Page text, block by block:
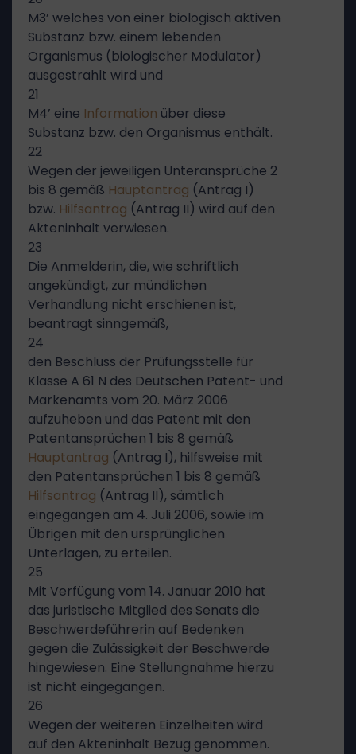
M3’ welches von einer biologisch aktiven
Substanz bzw. einem lebenden
Organismus (biologischer Modulator)
ausgestrahlt wird und
21
M4’ eine Information über diese
Substanz bzw. den Organismus enthält.
22
Wegen der jeweiligen Unteransprüche 2
bis 8 gemäß Hauptantrag (Antrag I)
bzw. Hilfsantrag (Antrag II) wird auf den
Akteninhalt verwiesen.
23
Die Anmelderin, die, wie schriftlich
angekündigt, zur mündlichen
Verhandlung nicht erschienen ist,
beantragt sinngemäß,
24
den Beschluss der Prüfungsstelle für
Klasse A 61 N des Deutschen Patent- und
Markenamts vom 20. März 2006
aufzuheben und das Patent mit den
Patentansprüchen 1 bis 8 gemäß
Hauptantrag (Antrag I), hilfsweise mit
den Patentansprüchen 1 bis 8 gemäß
Hilfsantrag (Antrag II), sämtlich
eingegangen am 4. Juli 2006, sowie im
Übrigen mit den ursprünglichen
Unterlagen, zu erteilen.
25
Mit Verfügung vom 14. Januar 2010 hat
das juristische Mitglied des Senats die
Beschwerdeführerin auf Bedenken
gegen die Zulässigkeit der Beschwerde
hingewiesen. Eine Stellungnahme hierzu
ist nicht eingegangen.
26
Wegen der weiteren Einzelheiten wird
auf den Akteninhalt Bezug genommen.